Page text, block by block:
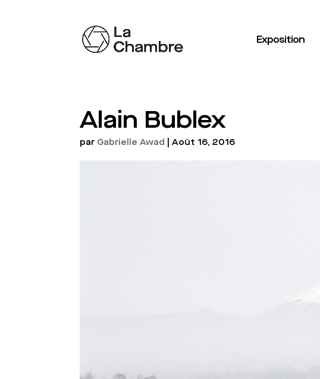
Exposition
Alain Bublex
par Gabrielle Awad |Août 16, 2016